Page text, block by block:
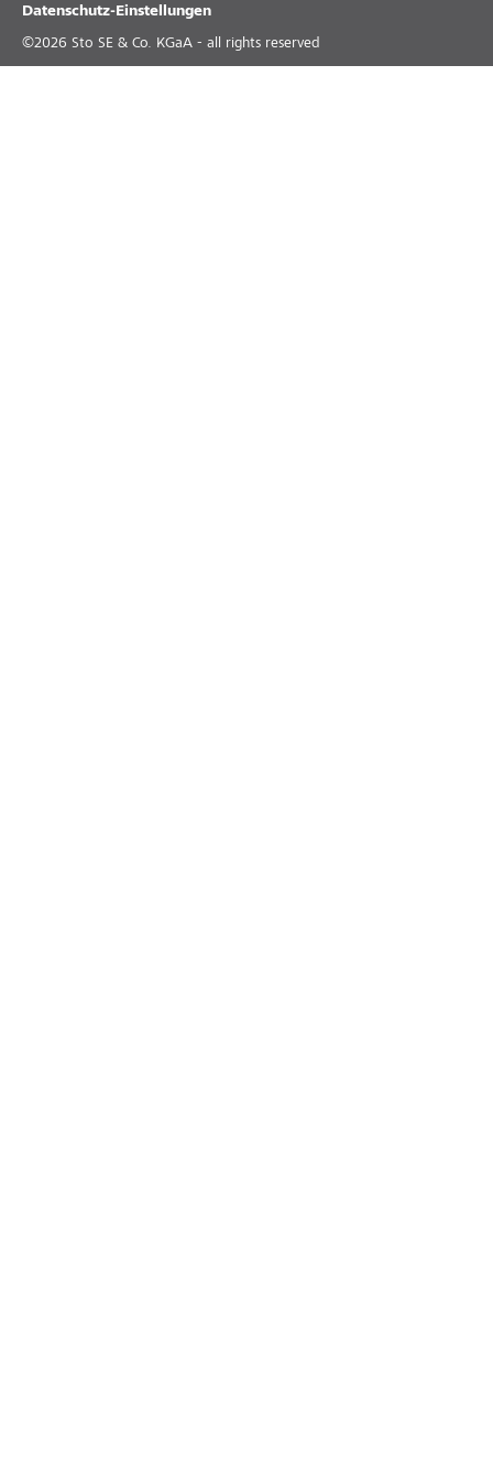
Datenschutz-Einstellungen
©2026 Sto SE & Co. KGaA - all rights reserved